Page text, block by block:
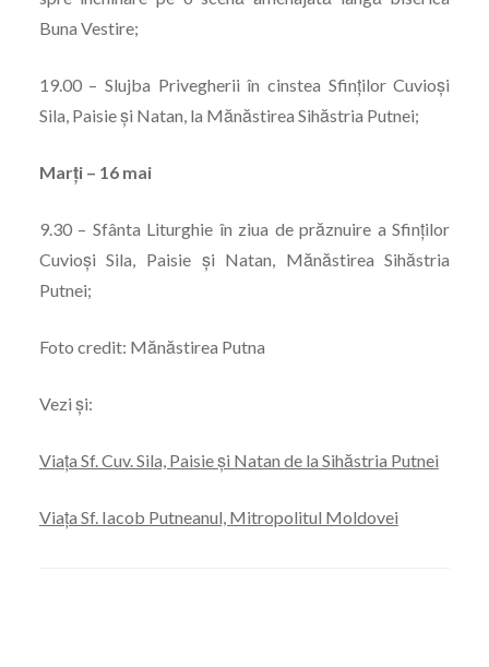
Buna Vestire;
19.00 – Slujba Privegherii în cinstea Sfinților Cuvioși
Sila, Paisie și Natan, la Mănăstirea Sihăstria Putnei;
Marți – 16 mai
9.30 – Sfânta Liturghie în ziua de prăznuire a Sfinților
Cuvioși Sila, Paisie și Natan, Mănăstirea Sihăstria
Putnei;
Foto credit: Mănăstirea Putna
Vezi și:
Viața Sf. Cuv. Sila, Paisie și Natan de la Sihăstria Putnei
Viața Sf. Iacob Putneanul, Mitropolitul Moldovei